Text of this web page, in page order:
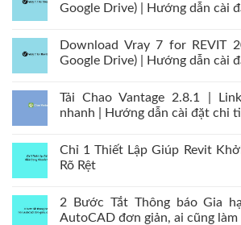
Google Drive) | Hướng dẫn cài
Download Vray 7 for REVIT
Google Drive) | Hướng dẫn cài
Tải Chao Vantage 2.8.1 |
nhanh | Hướng dẫn cài đặt chi
Chỉ 1 Thiết Lập Giúp Revit
Rõ Rệt
2 Bước Tắt Thông báo Gia
AutoCAD đơn giản, ai cũng